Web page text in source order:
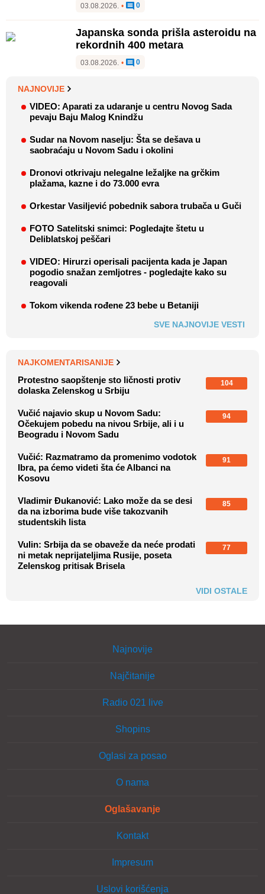
03.08.2026. • 0
Japanska sonda prišla asteroidu na
rekordnih 400 metara
03.08.2026. • 0
NAJNOVIJE
VIDEO: Aparati za udaranje u centru Novog Sada
pevaju Baju Malog Knindžu
Sudar na Novom naselju: Šta se dešava u
saobraćaju u Novom Sadu i okolini
Dronovi otkrivaju nelegalne ležaljke na grčkim
plažama, kazne i do 73.000 evra
Orkestar Vasiljević pobednik sabora trubača u Guči
FOTO Satelitski snimci: Pogledajte štetu u
Deliblatskoj peščari
VIDEO: Hirurzi operisali pacijenta kada je Japan
pogodio snažan zemljotres - pogledajte kako su
reagovali
Tokom vikenda rođene 23 bebe u Betaniji
SVE NAJNOVIJE VESTI
NAJKOMENTARISANIJE
Protestno saopštenje sto ličnosti protiv
dolaska Zelenskog u Srbiju
104
Vučić najavio skup u Novom Sadu:
Očekujem pobedu na nivou Srbije, ali i u
Beogradu i Novom Sadu
94
Vučić: Razmatramo da promenimo vodotok
Ibra, pa ćemo videti šta će Albanci na
Kosovu
91
Vladimir Đukanović: Lako može da se desi
da na izborima bude više takozvanih
studentskih lista
85
Vulin: Srbija da se obaveže da neće prodati
ni metak neprijateljima Rusije, poseta
Zelenskog pritisak Brisela
77
VIDI OSTALE
Najnovije
Najčitanije
Radio 021 live
Shopins
Oglasi za posao
O nama
Oglašavanje
Kontakt
Impresum
Uslovi korišćenja